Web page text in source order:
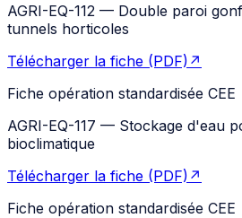
AGRI-EQ-112 — Double paroi
tunnels horticoles
Télécharger la fiche (PDF) ↗
Fiche opération standardisée CEE
AGRI-EQ-117 — Stockage d'eau
bioclimatique
Télécharger la fiche (PDF) ↗
Fiche opération standardisée CEE